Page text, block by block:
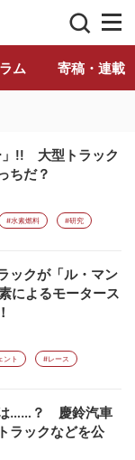
ルロード」公式
ム 寄稿・連載
」!! 大型トラック
ちだ？
#水素燃料 #研究
ックが「ル・マン
によるモータース
ント #レース
……？ 慶鈴汽車
ラックなどを公